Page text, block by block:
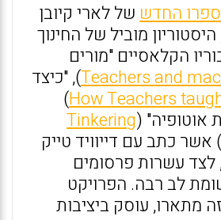
ספרו החדש של לארי קיובן
מוביל של החינוך
הקלאסיים "מורים
Teachers and), "כיצד
How Teachers
)
אוטופיה" (Tinkering
) אשר כתב עם דייוויד טייק
לצד עשרות פרסומים
לב רבה. הפרויקט
מתארו, עוסק ביציבות